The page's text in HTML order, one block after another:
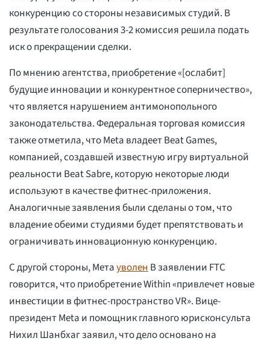
конкуренцию со стороны независимых студий. В
результате голосования 3-2 комиссия решила подать
иск о прекращении сделки.
По мнению агентства, приобретение «[ослабит]
будущие инновации и конкурентное соперничество»,
что является нарушением антимонопольного
законодательства. Федеральная торговая комиссия
также отметила, что Meta владеет Beat Games,
компанией, создавшей известную игру виртуальной
реальности Beat Sabre, которую некоторые люди
используют в качестве фитнес-приложения.
Аналогичные заявления были сделаны о том, что
владение обеими студиями будет препятствовать и
ограничивать инновационную конкуренцию.
С другой стороны, МетауволенВ заявлении FTC
говорится, что приобретение Within «привлечет новые
инвестиции в фитнес-пространство VR». Вице-
президент Meta и помощник главного юрисконсульта
Нихил Шанбхаг заявил, что дело основано на